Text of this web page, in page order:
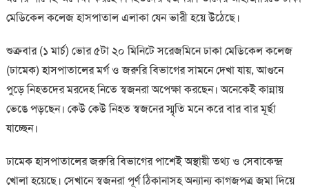
মেডিকেল কলেজ হাসপাতাল এলাকা যেন ভারী হয়ে উঠেছে।
শুক্রবার (১ মার্চ) ভোর ৫টা ২০ মিনিটে সরেজমিনে ঢাকা মেডিকেল কলেজ
(ঢামেক) হাসপাতালের মর্গ ও জরুরি বিভাগের সামনে দেখা যায়, আগুনে
পুড়ে নিহতদের মরদেহ নিতে স্বজনরা অপেক্ষা করছেন। অনেকেই কান্নায়
ভেঙে পড়ছেন। কেউ কেউ নিহত স্বজনের স্মৃতি মনে করে বার বার মূর্ছা
যাচ্ছেন।
ঢামেক হাসপাতালের জরুরি বিভাগের পাশেই অস্থায়ী তথ্য ও সেবাকেন্দ্র
খোলা হয়েছে। সেখানে স্বজনরা পূর্ণ ঠিকানাসহ অন্যান্য কাগজপত্র জমা দিয়ে